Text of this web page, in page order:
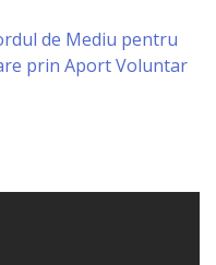
de Mediu pentru
prin Aport Voluntar